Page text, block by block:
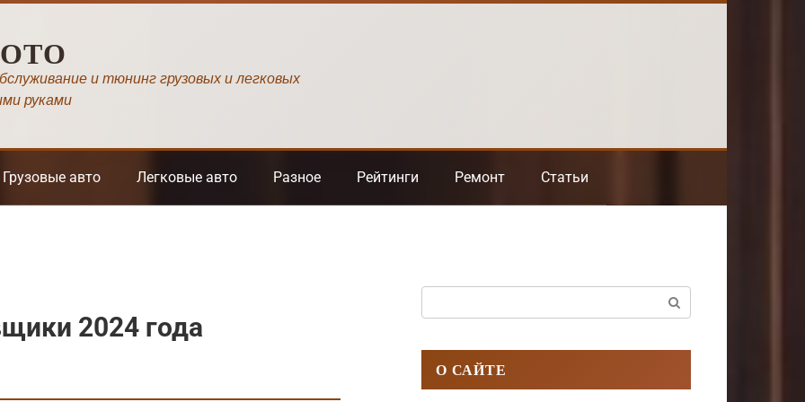
и тюнинг грузовых и легковых
руками
Грузовые авто Легковые авто Разное Рейтинги Ремонт Статьи
2024 года
О САЙТЕ